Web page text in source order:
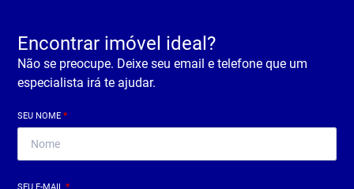
Encontrar imóvel ideal?
Não se preocupe. Deixe seu email e telefone que um
especialista irá te ajudar.
SEU NOME*
SEU E-MAIL*